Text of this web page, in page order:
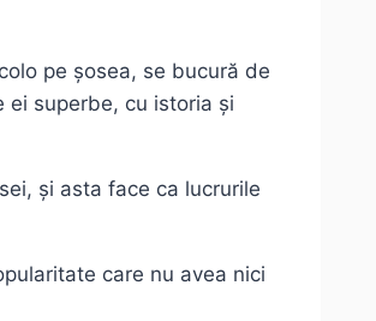
pe șosea, se bucură de
ei superbe, cu istoria și
și asta face ca lucrurile
care nu avea nici